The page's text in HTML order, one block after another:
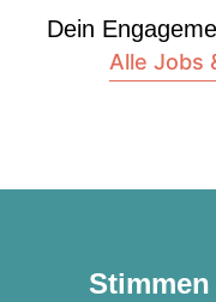
Dein
Alle Jobs